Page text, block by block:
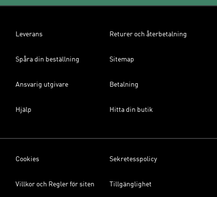
Leverans Returer och återbetalning
Spåra din beställning Sitemap
Ansvarig utgivare Betalning
Hjälp Hitta din butik
Cookies Sekretesspolicy
Villkor och Regler för siten Tillgänglighet